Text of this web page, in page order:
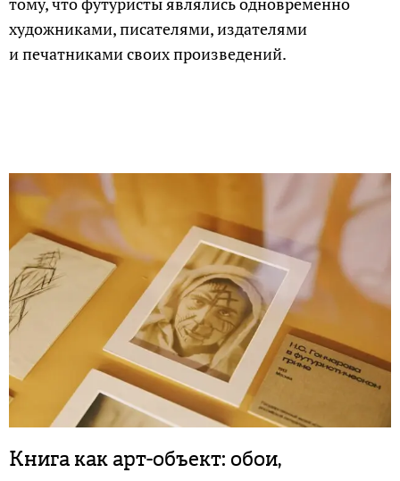
художниками, писателями, издателями
и печатниками своих произведений.
Книга как арт-объект: обои,